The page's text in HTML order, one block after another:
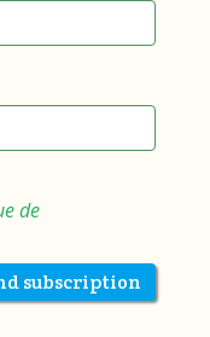
de
subscription